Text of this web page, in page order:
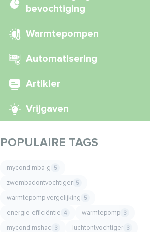
bevochtiging
Warmtepompen
Automatisering
Artikler
Vrijgaven
POPULAIRE TAGS
mycond mba-g 5
zwembadontvochtiger 5
warmtepomp vergelijking 5
energie-efficiëntie 4 warmtepomp 3
mycond mshac 3 luchtontvochtiger 3